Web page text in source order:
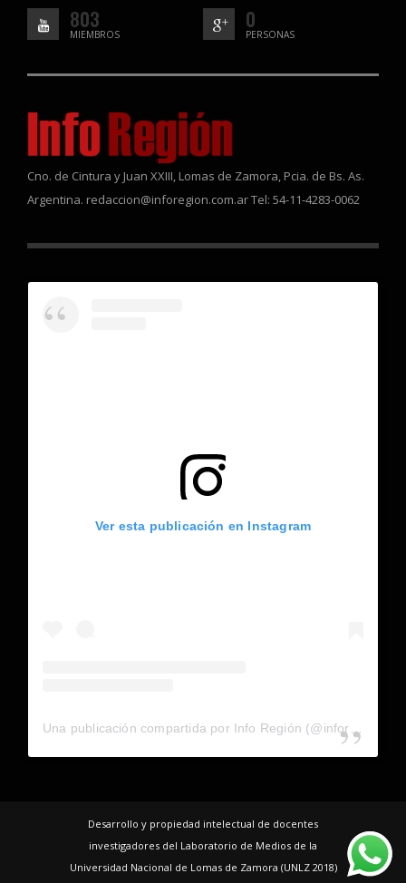
803
MIEMBROS
0
PERSONAS
Cno. de Cintura y Juan XXIII, Lomas de Zamora, Pcia. de Bs. As.
Argentina. redaccion@inforegion.com.ar Tel: 54-11-4283-0062
Ver esta publicación en Instagram
Desarrollo y propiedad intelectual de docentes
investigadores del Laboratorio de Medios de la
Universidad Nacional de Lomas de Zamora (UNLZ 2018)